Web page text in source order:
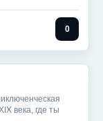
0
века, где ты